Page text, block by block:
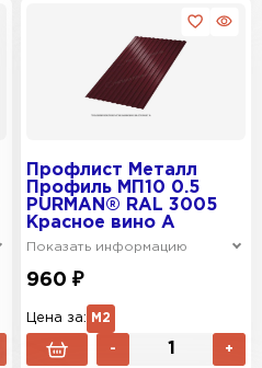
Профлист Металл
Профиль МП10 0.5
PURMAN® RAL 3005
Красное вино A
Показать информацию
960 ₽
Цена за: М2
- +